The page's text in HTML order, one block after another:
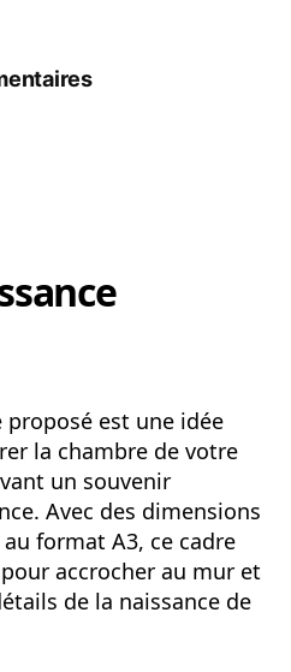
proposé est une idée
la chambre de votre
un souvenir
Avec des dimensions
format A3, ce cadre
accrocher au mur et
de la naissance de